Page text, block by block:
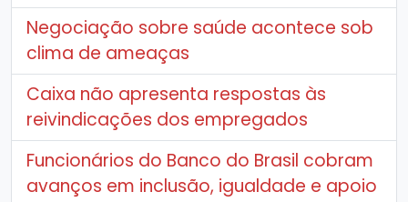
Negociação sobre saúde acontece sob
clima de ameaças
Caixa não apresenta respostas às
reivindicações dos empregados
Funcionários do Banco do Brasil cobram
avanços em inclusão, igualdade e apoio